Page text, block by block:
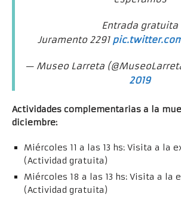
Entrada gratuita
Juramento 2291
— Museo Larreta
2019
Actividades complementarias a la
diciembre:
Miércoles 11 a las 13 hs: Visita a la
(Actividad gratuita)
Miércoles 18 a las 13 hs: Visita a la
(Actividad gratuita)